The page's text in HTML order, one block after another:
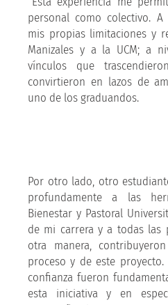
personal como colectivo.
mis propias limitaciones y
Manizales y a la UCM; a
vínculos que
convirtieron en lazos de
uno de los graduandos.
Por otro lado, otro
profundamente a las
Bienestar y Pastoral
de mi carrera y a todas las
otra manera,
proceso y de este
confianza fueron
esta iniciativa y en